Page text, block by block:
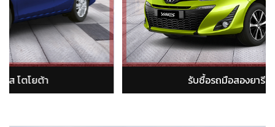
ต้า รับซื้อรถมือสองอัลติส โตโยต้า